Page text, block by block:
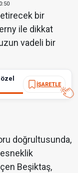
bir
ile dikkat
vadeli bir
İŞARETLE
doğrultusunda,
Beşiktaş,